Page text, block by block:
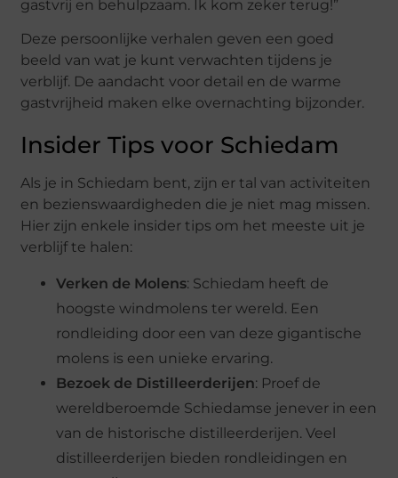
gastvrij en behulpzaam. Ik kom zeker terug!”
Deze persoonlijke verhalen geven een goed
beeld van wat je kunt verwachten tijdens je
verblijf. De aandacht voor detail en de warme
gastvrijheid maken elke overnachting bijzonder.
Insider Tips voor Schiedam
Als je in Schiedam bent, zijn er tal van activiteiten
en bezienswaardigheden die je niet mag missen.
Hier zijn enkele insider tips om het meeste uit je
verblijf te halen:
Verken de Molens: Schiedam heeft de
hoogste windmolens ter wereld. Een
rondleiding door een van deze gigantische
molens is een unieke ervaring.
Bezoek de Distilleerderijen: Proef de
wereldberoemde Schiedamse jenever in een
van de historische distilleerderijen. Veel
distilleerderijen bieden rondleidingen en